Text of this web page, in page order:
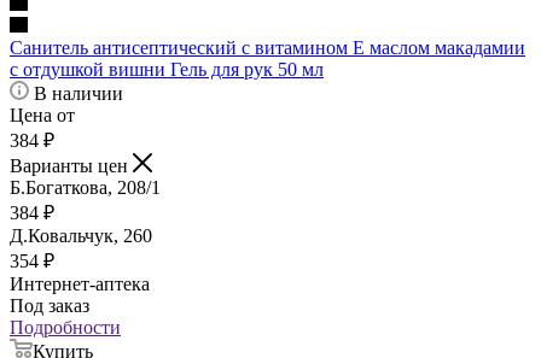
Санитель антисептический с витамином Е маслом макадамии
с отдушкой вишни Гель для рук 50 мл
В наличии
Цена от
384 ₽
Варианты цен
Б.Богаткова, 208/1
384 ₽
Д.Ковальчук, 260
354 ₽
Интернет-аптека
Под заказ
Подробности
Купить